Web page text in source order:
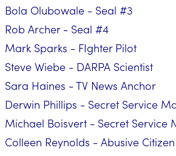
Bola Olubowale - Seal #3
Rob Archer - Seal #4
Mark Sparks - FIghter Pilot
Steve Wiebe - DARPA Scientist
Sara Haines - TV News Anchor
Derwin Phillips - Secret Service
Michael Boisvert - Secret Service
Colleen Reynolds - Abusive